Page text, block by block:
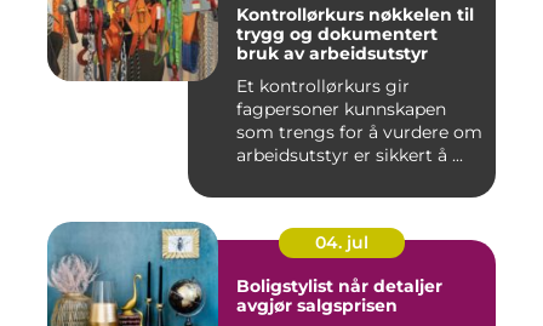
Kontrollørkurs nøkkelen til
trygg og dokumentert
bruk av arbeidsutstyr
Et kontrollørkurs gir
fagpersoner kunnskapen
som trengs for å vurdere om
arbeidsutstyr er sikkert å ...
04. jul
Boligstylist når detaljer
avgjør salgsprisen